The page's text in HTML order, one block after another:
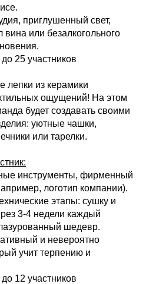
приглушенный свет,
или безалкогольного
25 участников
лепки из керамики
ощущений! На этом
будет создавать своими
уютные чашки,
или тарелки.
инструменты, фирменный
логотип компании).
этапы: сушку и
3-4 недели каждый
шедевр.
и невероятно
учит терпению и
12 участников